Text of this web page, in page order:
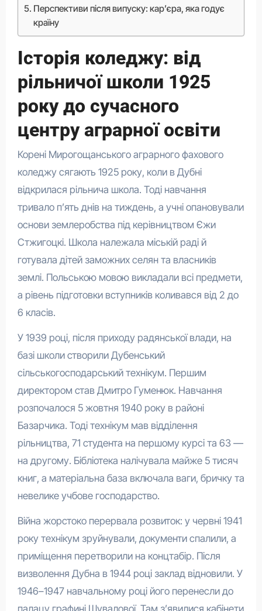
Перспективи після випуску: кар’єра, яка годує
країну
Історія коледжу: від
рільничої школи 1925
року до сучасного
центру аграрної освіти
Корені Мирогощанського аграрного фахового
коледжу сягають 1925 року, коли в Дубні
відкрилася рільнича школа. Тоді навчання
тривало п’ять днів на тиждень, а учні опановували
основи землеробства під керівництвом Єжи
Стжигоцкі. Школа належала міській раді й
готувала дітей заможних селян та власників
землі. Польською мовою викладали всі предмети,
а рівень підготовки вступників коливався від 2 до
6 класів.
У 1939 році, після приходу радянської влади, на
базі школи створили Дубенський
сільськогосподарський технікум. Першим
директором став Дмитро Гуменюк. Навчання
розпочалося 5 жовтня 1940 року в районі
Базарчика. Тоді технікум мав відділення
рільництва, 71 студента на першому курсі та 63 —
на другому. Бібліотека налічувала майже 5 тисяч
книг, а матеріальна база включала ваги, бричку та
невелике учбове господарство.
Війна жорстоко перервала розвиток: у червні 1941
року технікум зруйнували, документи спалили, а
приміщення перетворили на концтабір. Після
визволення Дубна в 1944 році заклад відновили. У
1946–1947 навчальному році його перенесли до
палацу графині Шувалової. Там з’явилися кабінети